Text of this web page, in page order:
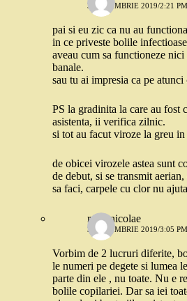
3 OCTOMBRIE 2019/2:21 PM
pai si eu zic ca nu au
in ce priveste bolile
aveau cum sa functioneze
banale.
sau tu ai impresia ca pe
PS la gradinita la care au fost
asistenta, ii verifica zilnic.
si tot au facut viroze la greu
de obicei virozele astea sunt
de debut, si se transmit
sa faci, carpele cu clor nu
radu nicolae
3 OCTOMBRIE 2019/3:05 PM
Vorbim de 2 lucruri diferite,
le numeri pe degete si lumea
parte din ele , nu toate. Nu e
bolile copilariei. Dar sa iei